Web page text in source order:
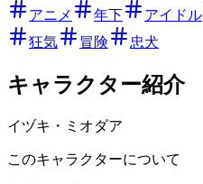
アニメ 年下 アイドル
狂気
冒険 忠犬
キャラクター紹介
イヅキ・ミオダア
このキャラクターについて